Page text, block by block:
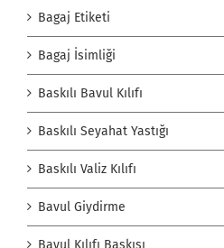
Bagaj Etiketi
Bagaj İsimliği
Baskılı Bavul Kılıfı
Baskılı Seyahat Yastığı
Baskılı Valiz Kılıfı
Bavul Giydirme
Bavul Kılıfı Baskısı